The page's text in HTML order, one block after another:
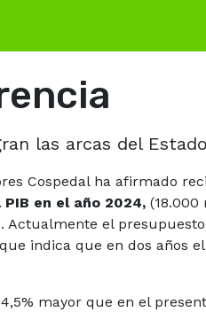
las arcas del Estado
Cospedal ha afirmado
PIB en el año 2024, (18.000
Actualmente el
indica que en dos años
mayor que en el